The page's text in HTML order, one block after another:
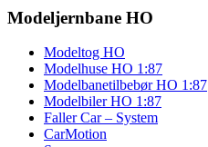
Modeljernbane HO
Modeltog HO
Modelhuse HO 1:87
Modelbanetilbebør HO 1:87
Modelbiler HO 1:87
Faller Car – System
CarMotion